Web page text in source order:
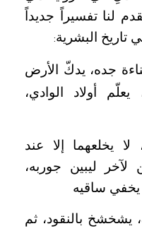
لنا تفسيراً جديداً
تاريخ البشرية:
جده، يدكّ الأرض
أولاد الوادي،
لا يخلعهما إلا عند
لآخر ليبين جوربه،
يخفي ساقيه
يشخشخ بالنقود، ثم